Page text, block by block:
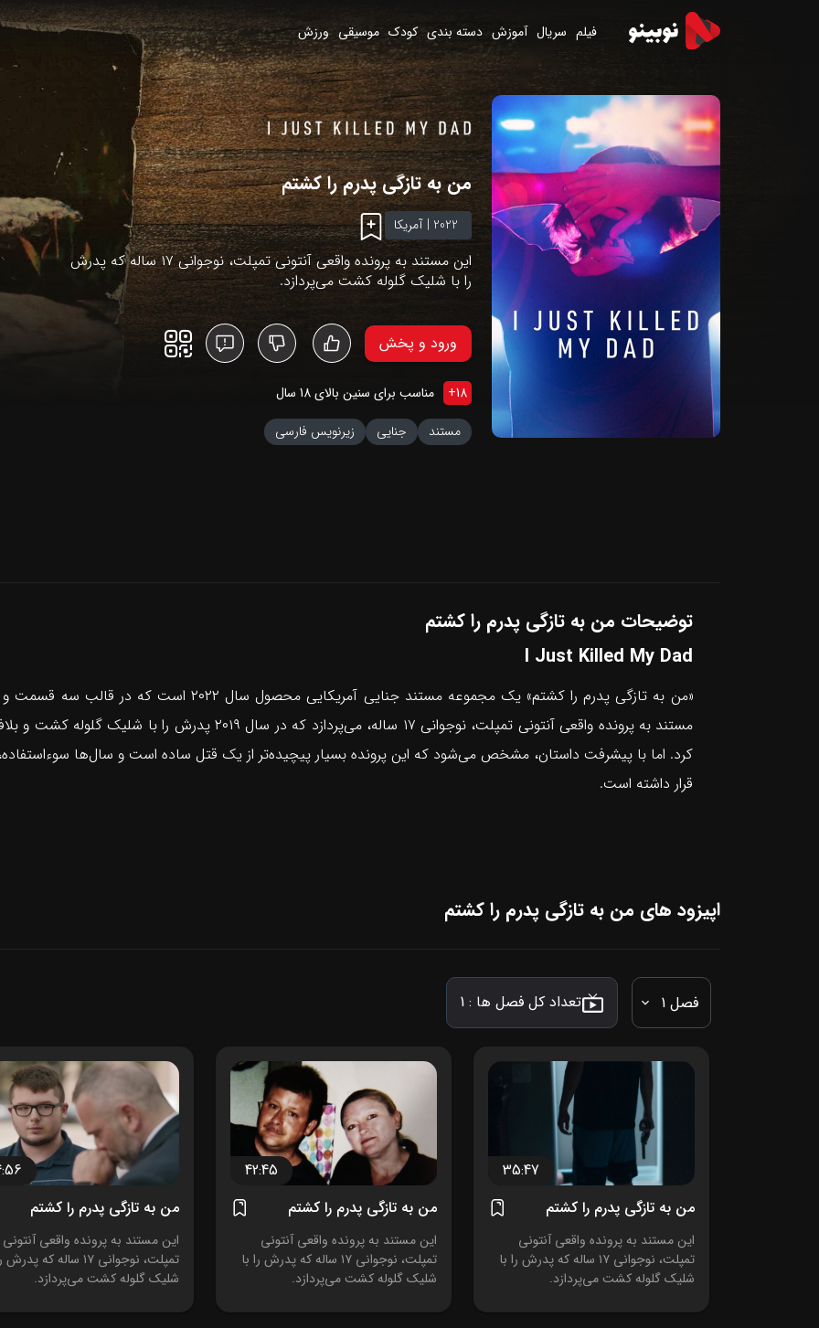
فیلم سریال آموزش دسته بندی کودک موسیقی ورزش
من به تازگی پدرم را کشتم
2022
| آمریکا
این مستند به پرونده واقعی آنتونی تمپلت، نوجوانی ۱۷ ساله که پدرش
را با شلیک گلوله کشت می‌پردازد.
ورود و پخش
18
+ مناسب برای سنین بالای18 سال
مستند
جنایی زیرنویس فارسی
توضیحات من به تازگی پدرم را کشتم
I Just Killed My Dad
مستند به پرونده واقعی آنتونی تمپلت، نوجوانی ۱۷ ساله،
کرد. اما با پیشرفت داستان، مشخص می‌شود که این پرونده بسیار پیچیده‌تر از یک قتل ساده است و سال‌ها
قرار داشته است.
اپیزود های من به تازگی پدرم را کشتم
فصل 1 تعداد کل فصل ها : 1
35:47
من به تازگی پدرم را کشتم
فصل 1 قسمت 1
این مستند به پرونده واقعی آنتونی
تمپلت، نوجوانی ۱۷ ساله که پدرش را با
شلیک گلوله کشت می‌پردازد.
42:45
من به تازگی پدرم را کشتم
فصل 1 قسمت 2
این مستند به پرونده واقعی آنتونی
تمپلت، نوجوانی ۱۷ ساله که پدرش را با
شلیک گلوله کشت می‌پردازد.
من به تازگی پدرم را کشتم
فصل 1 قسمت 3
این مستند به پرونده واقعی آنتونی
تمپلت، نوجوانی ۱۷ ساله که
شلیک گلوله کشت می‌پردازد.